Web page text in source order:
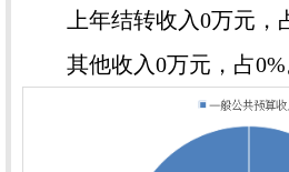
上年结转收入0万元，
其他收入0万元，占0%